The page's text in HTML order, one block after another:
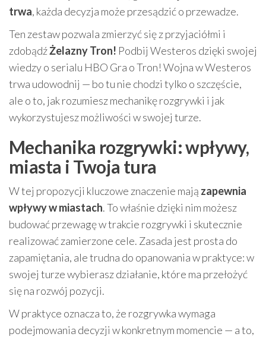
trwa, każda decyzja może przesądzić o przewadze.
Ten zestaw pozwala zmierzyć się z przyjaciółmi i
zdobądźŻelazny Tron! Podbij Westeros dzięki swojej
wiedzy o serialu HBO Gra o Tron! Wojna w Westeros
trwa udowodnij — bo tu nie chodzi tylko o szczęście,
ale o to, jak rozumiesz mechanikę rozgrywki i jak
wykorzystujesz możliwości w swojej turze.
Mechanika rozgrywki: wpływy,
miasta i Twoja tura
W tej propozycji kluczowe znaczenie mają zapewnia
wpływy w miastach. To właśnie dzięki nim możesz
budować przewagę w trakcie rozgrywki i skutecznie
realizować zamierzone cele. Zasada jest prosta do
zapamiętania, ale trudna do opanowania w praktyce: w
swojej turze wybierasz działanie, które ma przełożyć
się na rozwój pozycji.
W praktyce oznacza to, że rozgrywka wymaga
podejmowania decyzji w konkretnym momencie — a to,